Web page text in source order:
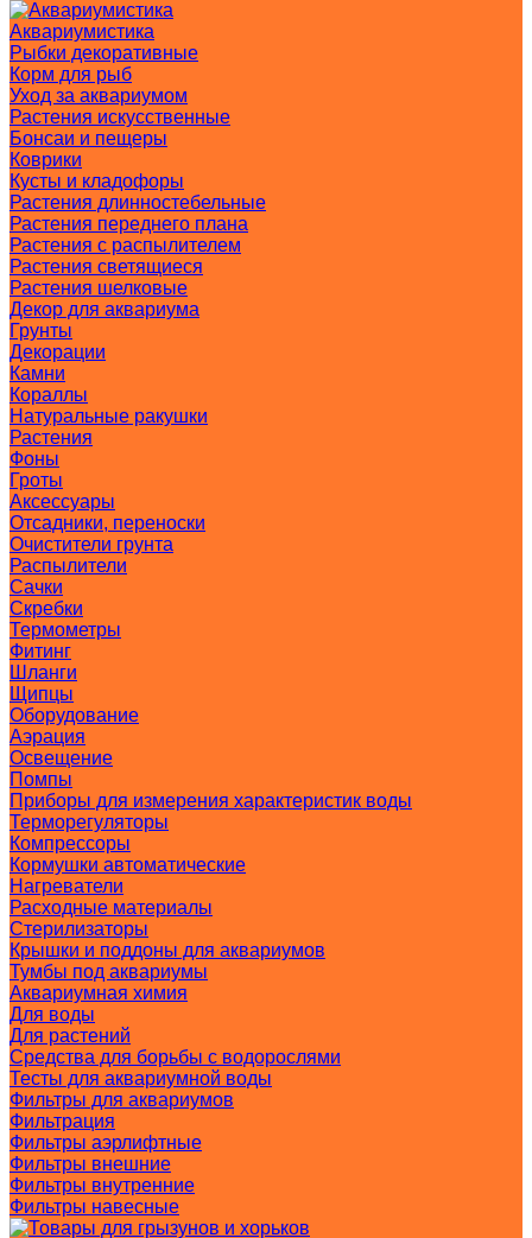
Аквариумистика
Рыбки декоративные
Корм для рыб
Уход за аквариумом
Растения искусственные
Бонсаи и пещеры
Коврики
Кусты и кладофоры
Растения длинностебельные
Растения переднего плана
Растения с распылителем
Растения светящиеся
Растения шелковые
Декор для аквариума
Грунты
Декорации
Камни
Кораллы
Натуральные ракушки
Растения
Фоны
Гроты
Аксессуары
Отсадники, переноски
Очистители грунта
Распылители
Сачки
Скребки
Термометры
Фитинг
Шланги
Щипцы
Оборудование
Аэрация
Освещение
Помпы
Приборы для измерения характеристик воды
Терморегуляторы
Компрессоры
Кормушки автоматические
Нагреватели
Расходные материалы
Стерилизаторы
Крышки и поддоны для аквариумов
Тумбы под аквариумы
Аквариумная химия
Для воды
Для растений
Средства для борьбы с водорослями
Тесты для аквариумной воды
Фильтры для аквариумов
Фильтрация
Фильтры аэрлифтные
Фильтры внешние
Фильтры внутренние
Фильтры навесные